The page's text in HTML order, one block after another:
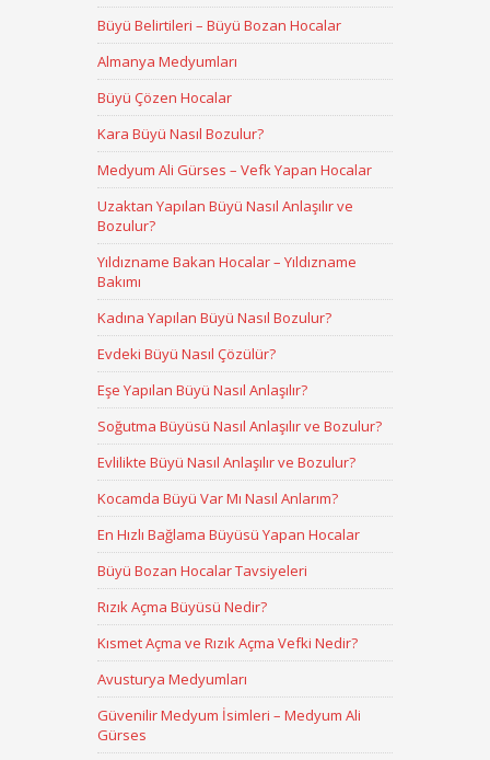
Büyü Belirtileri – Büyü Bozan Hocalar
Almanya Medyumları
Büyü Çözen Hocalar
Kara Büyü Nasıl Bozulur?
Medyum Ali Gürses – Vefk Yapan Hocalar
Uzaktan Yapılan Büyü Nasıl Anlaşılır ve
Bozulur?
Yıldızname Bakan Hocalar – Yıldızname
Bakımı
Kadına Yapılan Büyü Nasıl Bozulur?
Evdeki Büyü Nasıl Çözülür?
Eşe Yapılan Büyü Nasıl Anlaşılır?
Soğutma Büyüsü Nasıl Anlaşılır ve Bozulur?
Evlilikte Büyü Nasıl Anlaşılır ve Bozulur?
Kocamda Büyü Var Mı Nasıl Anlarım?
En Hızlı Bağlama Büyüsü Yapan Hocalar
Büyü Bozan Hocalar Tavsiyeleri
Rızık Açma Büyüsü Nedir?
Kısmet Açma ve Rızık Açma Vefki Nedir?
Avusturya Medyumları
Güvenilir Medyum İsimleri – Medyum Ali
Gürses